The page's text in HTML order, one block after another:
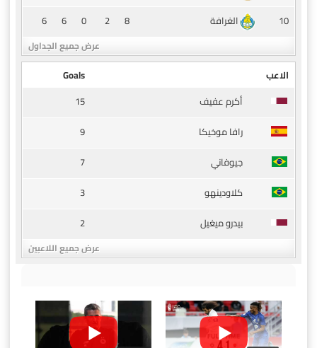
10
الغرافة 8
2
0
6
6
عرض جميع الجداول
الاعب
Goals
أكرم عفيف
15
رافا موخيكا
9
جيوفاني
7
كلاودينهو
3
بيدرو ميغيل
2
عرض جميع اللاعبين